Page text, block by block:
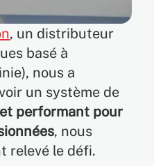
, un distributeur
basé à
nous a
un système de
performant pour
, nous
relevé le défi.